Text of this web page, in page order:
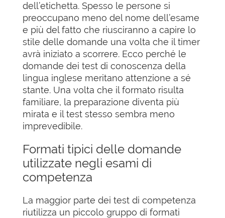
dell’etichetta. Spesso le persone si
preoccupano meno del nome dell’esame
e più del fatto che riusciranno a capire lo
stile delle domande una volta che il timer
avrà iniziato a scorrere. Ecco perché le
domande dei test di conoscenza della
lingua inglese meritano attenzione a sé
stante. Una volta che il formato risulta
familiare, la preparazione diventa più
mirata e il test stesso sembra meno
imprevedibile.
Formati tipici delle domande
utilizzate negli esami di
competenza
La maggior parte dei test di competenza
riutilizza un piccolo gruppo di formati